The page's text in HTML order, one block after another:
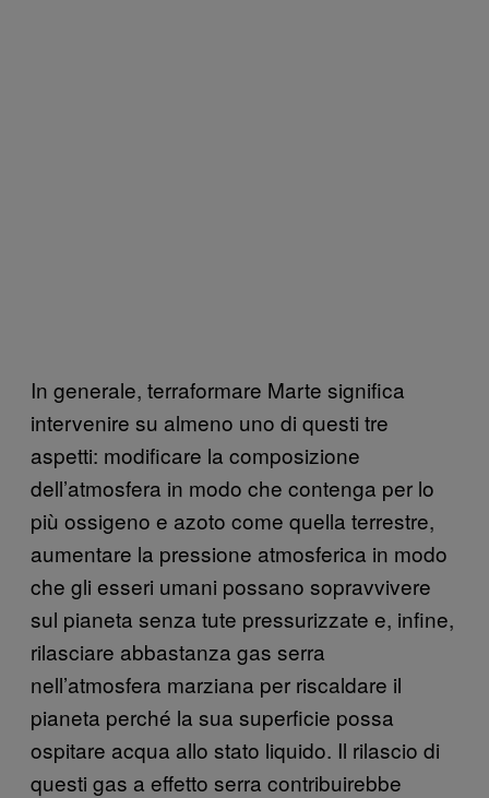
In generale, terraformare Marte significa
intervenire su almeno uno di questi tre
aspetti: modificare la composizione
dell’atmosfera in modo che contenga per lo
più ossigeno e azoto come quella terrestre,
aumentare la pressione atmosferica in modo
che gli esseri umani possano sopravvivere
sul pianeta senza tute pressurizzate e, infine,
rilasciare abbastanza gas serra
nell’atmosfera marziana per riscaldare il
pianeta perché la sua superficie possa
ospitare acqua allo stato liquido. Il rilascio di
questi gas a effetto serra contribuirebbe